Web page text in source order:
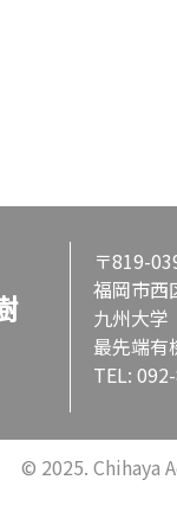
〒819-
福岡市西
九州大
最先端有
TEL:
© 2025. Chihaya